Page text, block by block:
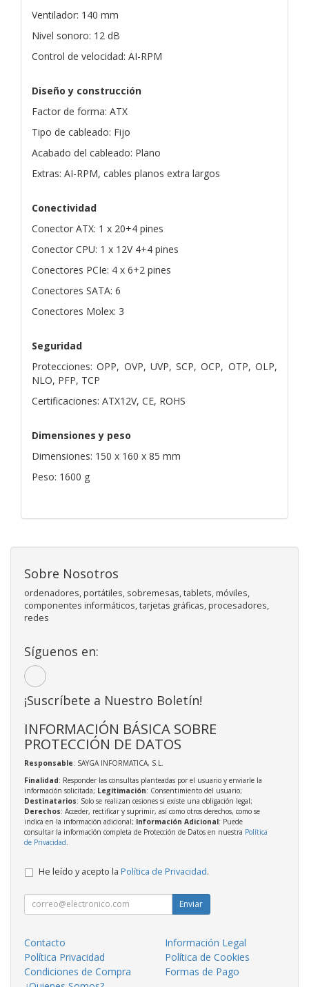
Ventilador: 140 mm
Nivel sonoro: 12 dB
Control de velocidad: AI-RPM
Diseño y construcción
Factor de forma: ATX
Tipo de cableado: Fijo
Acabado del cableado: Plano
Extras: AI-RPM, cables planos extra largos
Conectividad
Conector ATX: 1 x 20+4 pines
Conector CPU: 1 x 12V 4+4 pines
Conectores PCIe: 4 x 6+2 pines
Conectores SATA: 6
Conectores Molex: 3
Seguridad
Protecciones: OPP, OVP, UVP, SCP, OCP, OTP, OLP,
NLO, PFP, TCP
Certificaciones: ATX12V, CE, ROHS
Dimensiones y peso
Dimensiones: 150 x 160 x 85 mm
Peso: 1600 g
Sobre Nosotros
ordenadores, portátiles, sobremesas, tablets, móviles,
componentes informáticos, tarjetas gráficas, procesadores,
redes
Síguenos en:
¡Suscríbete a Nuestro Boletín!
INFORMACIÓN BÁSICA SOBRE
PROTECCIÓN DE DATOS
Responsable: SAYGA INFORMATICA, S.L.
Finalidad: Responder las consultas planteadas por el usuario y enviarle la
información solicitada; Legitimación: Consentimiento del usuario;
Destinatarios: Solo se realizan cesiones si existe una obligación legal;
Derechos: Acceder, rectificar y suprimir, así como otros derechos, como se
indica en la información adicional; Información Adicional: Puede
consultar la información completa de Protección de Datos en nuestra Política
de Privacidad
He leído y acepto la Política de Privacidad.
Enviar
Contacto
Información Legal
Política Privacidad
Política de Cookies
Condiciones de Compra
Formas de Pago